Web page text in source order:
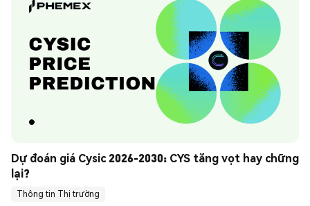
Dự đoán giá Cysic 2026-2030: CYS tăng vọt hay chững
lại?
Thông tin Thị trường